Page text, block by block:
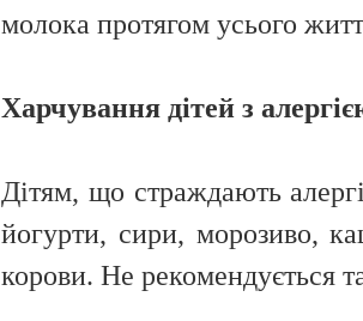
молока протягом усього
Харчування дітей з
Дітям, що страждають
йогурти, сири, морозиво,
корови. Не рекомендується